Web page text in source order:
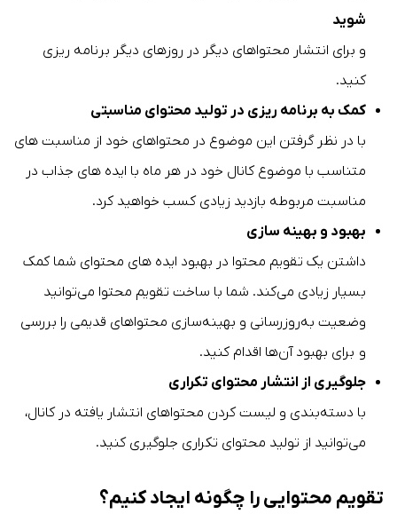
شوید
و برای انتشار محتواهای دیگر در روزهای دیگر برنامه ریزی
کنید.
کمک به برنامه ریزی در تولید محتوای مناسبتی
با در نظر گرفتن این موضوع در محتواهای خود از مناسبت های
متناسب با موضوع کانال خود در هر ماه با ایده های جذاب در
مناسبت مربوطه بازدید زیادی کسب خواهید کرد.
بهبود و بهینه سازی
داشتن یک تقویم محتوا در بهبود ایده‌ های محتوای شما کمک
بسیار زیادی می‌کند. شما با ساخت تقویم محتوا می‌توانید
وضعیت به‌روزرسانی و بهینه‌‌سازی محتواهای قدیمی را بررسی
و برای بهبود آن‌ها اقدام کنید.
جلوگیری از انتشار محتوای تکراری
با دسته‌بندی و لیست کردن محتواهای انتشار یافته در کانال،
می‌توانید از تولید محتوای تکراری جلوگیری کنید.
تقویم محتوایی را چگونه ایجاد کنیم؟